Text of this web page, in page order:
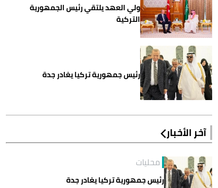
ولي العهد يلتقي رئيس الجمهورية
التركية
رئيس جمهورية تركيا يغادر جدة
آخر الأخبار
محليات
رئيس جمهورية تركيا يغادر جدة